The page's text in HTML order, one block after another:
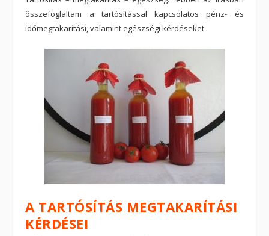
összefoglaltam a tartósítással kapcsolatos pénz- és
időmegtakarítási, valamint egészségi kérdéseket.
A TARTÓSÍTÁS MEGTAKARÍTÁSI
KÉRDÉSEI